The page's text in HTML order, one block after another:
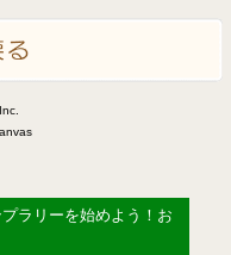
ラリーを始めよう！お